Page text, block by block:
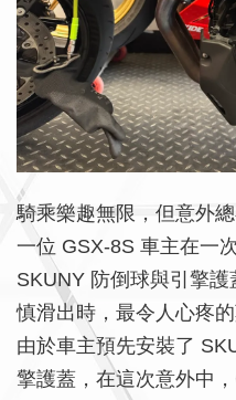
騎乘樂趣無限，但意外
一位 GSX-8S 車主在一
SKUNY 防倒球與引擎
慎滑出時，最令人心疼
由於車主預先安裝了
擎護蓋，在這次意外中